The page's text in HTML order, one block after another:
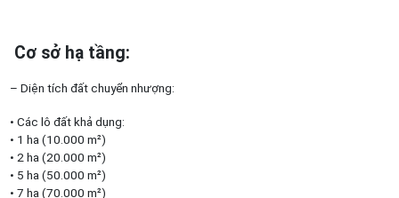
Cơ sở hạ tầng:
– Diện tích đất chuyển nhượng:
• Các lô đất khả dụng:
• 1 ha (10.000 m²)
• 2 ha (20.000 m²)
• 5 ha (50.000 m²)
• 7 ha (70.000 m²)